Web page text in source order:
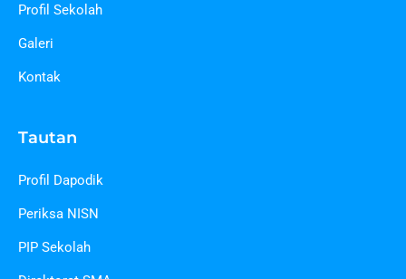
Profil Sekolah
Galeri
Kontak
Tautan
Profil Dapodik
Periksa NISN
PIP Sekolah